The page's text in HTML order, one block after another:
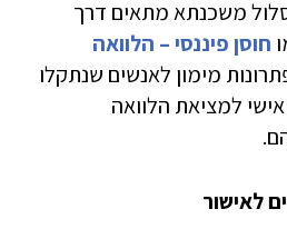
משכנתא מתאים דרך
חוסן פיננסי – הלוואה
מימון לאנשים שנתקלו
למציאת הלוואה
לאישור